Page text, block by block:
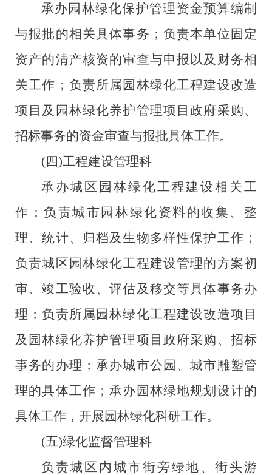
承办园林绿化保护管理资金预算编制
与报批的相关具体事务；负责本单位固定
资产的清产核资的审查与申报以及财务相
关工作；负责所属园林绿化工程建设改造
项目及园林绿化养护管理项目政府采购、
招标事务的资金审查与报批具体工作。
(四)工程建设管理科
承办城区园林绿化工程建设相关工
作；负责城市园林绿化资料的收集、整
理、统计、归档及生物多样性保护工作；
负责城区园林绿化工程建设管理的方案初
审、竣工验收、评估及移交等具体事务办
理；负责所属园林绿化工程建设改造项目
及园林绿化养护管理项目政府采购、招标
事务的办理；承办城市公园、城市雕塑管
理的具体工作；承办园林绿地规划设计的
具体工作 ，开展园林绿化科研工作。
(五)绿化监督管理科
负责城区内城市街旁绿地、街头游